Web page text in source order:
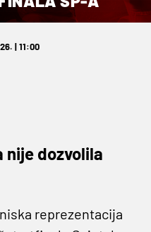
| 11:00
nije dozvolila
reprezentacija